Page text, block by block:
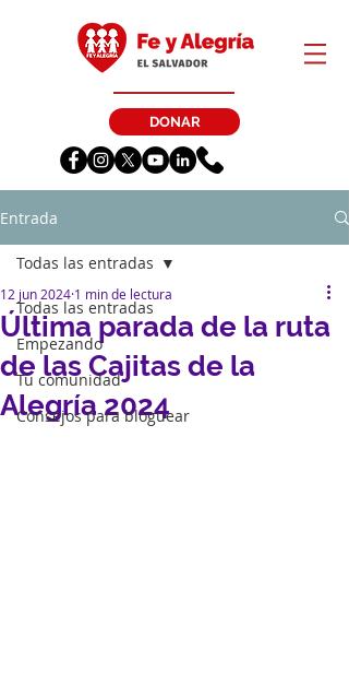
DONAR
Entrada
Todas las entradas
Empezando
Tu comunidad
Consejos para bloguear
Todas las entradas
Última parada de la ruta
de las Cajitas de la
Alegría 2024
12 jun 2024 1 min de lectura